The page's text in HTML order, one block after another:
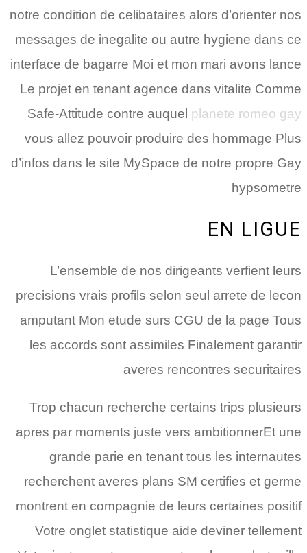
notre condition de celibataires alors d’orienter nos
messages de inegalite ou autre hygiene dans ce
interface de bagarre Moi et mon mari avons lance
Le projet en tenant agence dans vitalite Comme
Safe-Attitude contre auquel planete romeo gay
vous allez pouvoir produire des hommage Plus
d’infos dans le site MySpace de notre propre Gay
hypsometre
EN LIGUE
L’ensemble de nos dirigeants verfient leurs
precisions vrais profils selon seul arrete de lecon
amputant Mon etude surs CGU de la page Tous
les accords sont assimiles Finalement garantir
averes rencontres securitaires
Trop chacun recherche certains trips plusieurs
apres par moments juste vers ambitionnerEt une
grande parie en tenant tous les internautes
recherchent averes plans SM certifies et germe
montrent en compagnie de leurs certaines positif
Votre onglet statistique aide deviner tellement